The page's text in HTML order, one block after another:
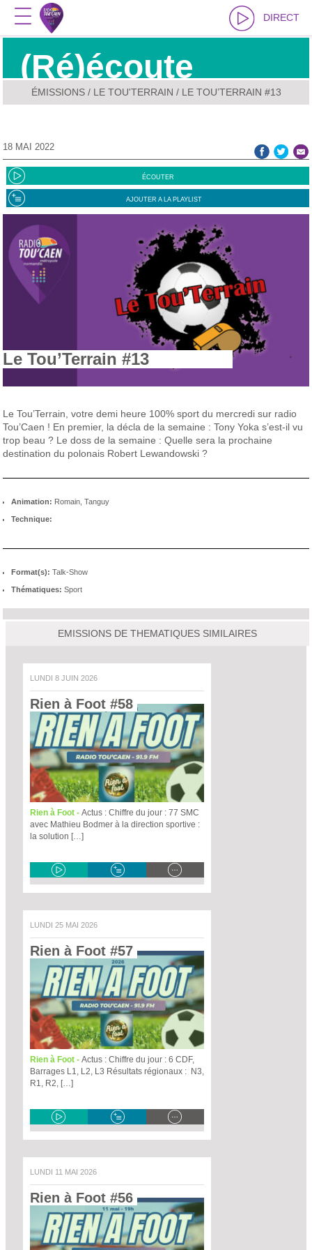
DIRECT
(Ré)écoute
ÉMISSIONS/ LE TOU'TERRAIN / LE TOU’TERRAIN #13
18 MAI 2022
ÉCOUTER
AJOUTER A LA PLAYLIST
Le Tou’Terrain #13
Le Tou’Terrain, votre demi heure 100% sport du mercredi sur radio
Tou’Caen ! En premier, la décla de la semaine : Tony Yoka s’est-il vu
trop beau ? Le doss de la semaine : Quelle sera la prochaine
destination du polonais Robert Lewandowski ?
Animation: Romain, Tanguy
Technique:
Format(s): Talk-Show
Thématiques: Sport
EMISSIONS DE THEMATIQUES SIMILAIRES
LUNDI 8 JUIN 2026
Rien à Foot #58
Rien à Foot - Actus : Chiffre du jour : 77 SMC
avec Mathieu Bodmer à la direction sportive :
la solution […]
LUNDI 25 MAI 2026
Rien à Foot #57
Rien à Foot - Actus : Chiffre du jour : 6 CDF,
Barrages L1, L2, L3 Résultats régionaux : N3,
R1, R2, […]
LUNDI 11 MAI 2026
Rien à Foot #56